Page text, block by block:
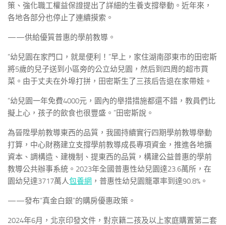
策、強化職工權益保證提出了詳細的生養支撐舉動。近年來，
各地各部分也停止了連續摸索。
——供給優質普惠的學前教導。
“幼兒園在家門口，就是便利！”早上，家住湖南邵東市的田密斯
將5歲的兒子送到小區旁的公立幼兒園，然后到四周的超市買
菜。由于丈夫在外埠打拼，田密斯生了三孩后告退在家帶娃。
“幼兒園一年免費4000元，園內的舉措措施都還不錯，教員們比
擬上心，孩子的飲食也很豐盛。”田密斯說。
為晉陞學前教導東西的品質，我國持續實行四期學前教導舉動
打算，中心財務建立支撐學前教導成長專項資金，推進各地擴
資本、調構造、建機制、提東西的品質，構建公益普惠的學前
教導公共辦事系統。2023年全國普惠性幼兒園達23.6萬所，在
園幼兒達3717萬人包養網 ，普惠性幼兒園籠罩率到達90.8%。
——發布“真金白銀”的購房優惠政策。
2024年6月，北京印發文件，對京籍二孩及以上家庭購置第二套